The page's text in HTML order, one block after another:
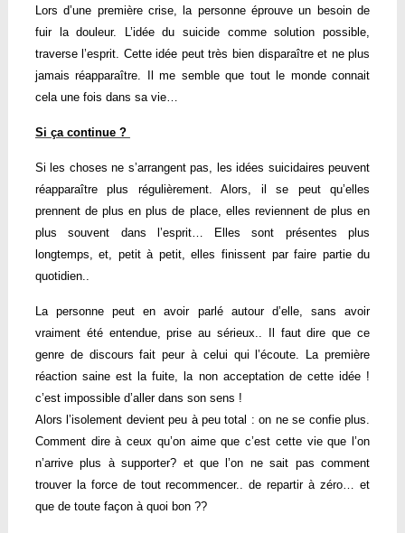
Lors d’une première crise, la personne éprouve un besoin de
fuir la douleur. L’idée du suicide comme solution possible,
traverse l’esprit. Cette idée peut très bien disparaître et ne plus
jamais réapparaître. Il me semble que tout le monde connait
cela une fois dans sa vie…
Si ça continue ?
Si les choses ne s’arrangent pas, les idées suicidaires peuvent
réapparaître plus régulièrement. Alors, il se peut qu’elles
prennent de plus en plus de place, elles reviennent de plus en
plus souvent dans l’esprit… Elles sont présentes plus
longtemps, et, petit à petit, elles finissent par faire partie du
quotidien..
La personne peut en avoir parlé autour d’elle, sans avoir
vraiment été entendue, prise au sérieux.. Il faut dire que ce
genre de discours fait peur à celui qui l’écoute. La première
réaction saine est la fuite, la non acceptation de cette idée !
c’est impossible d’aller dans son sens !
Alors l’isolement devient peu à peu total : on ne se confie plus.
Comment dire à ceux qu’on aime que c’est cette vie que l’on
n’arrive plus à supporter? et que l’on ne sait pas comment
trouver la force de tout recommencer.. de repartir à zéro… et
que de toute façon à quoi bon ??